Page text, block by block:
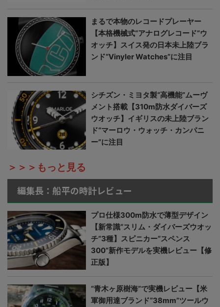
まるで本物のレコードプレーヤー
【本格機械式“アナログレコード”ウ
オッチ】スイス発の日本未上陸ブラ
ンド“Vinyler Watches”に注目
シチズン・ミヨタ製“高機能”ムーヴ
メント搭載【310m防水ダイバーズ
ウオッチ】イギリスの未上陸ブラン
ド“マーロウ・ウォッチ・カンパニ
ー”に注目
＞＞＞もっと見る
編集長：船平の時計レビュー
プロ仕様300m防水で薄型デザイン
【新常識“スリム・ダイバーズウオッ
チ”3種】スピニカー“スペンス
300”新作モデルを実機レビュー【修
正版】
“青木ヶ原樹海”で実機レビュー【米
軍御用達ブランド“38mm”ツールウ